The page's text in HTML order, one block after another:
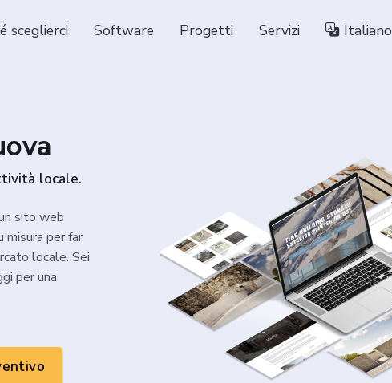
sceglierci Software Progetti Servizi Italiano
locale.
sito web
misura per far
locale. Sei
per una